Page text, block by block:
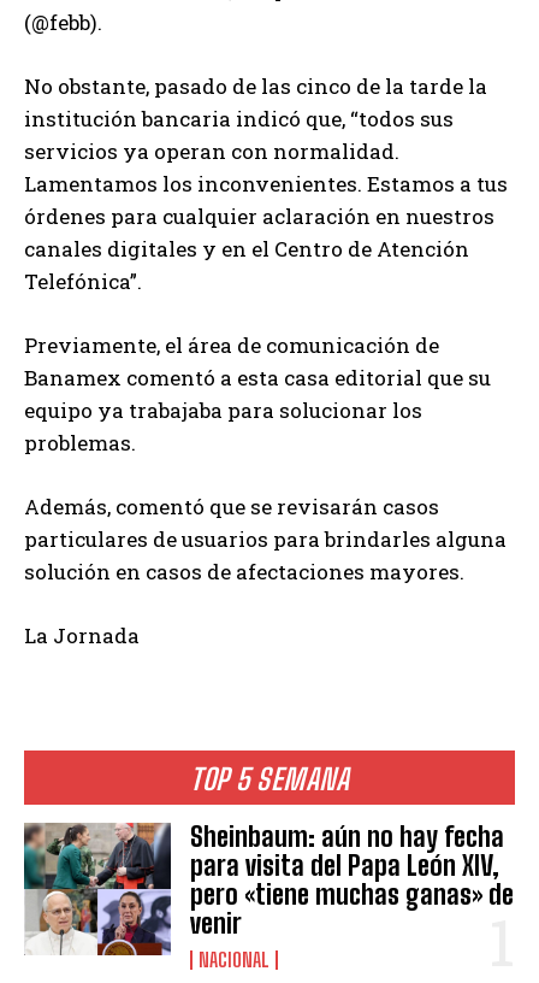
TOP 5 SEMANA
Sheinbaum: aún no hay fecha
para visita del Papa León XIV,
pero «tiene muchas ganas» de
venir
NACIONAL
(@febb).
No obstante, pasado de las cinco de la tarde la
institución bancaria indicó que, “todos sus
servicios ya operan con normalidad.
Lamentamos los inconvenientes. Estamos a tus
órdenes para cualquier aclaración en nuestros
canales digitales y en el Centro de Atención
Telefónica”.
Previamente, el área de comunicación de
Banamex comentó a esta casa editorial que su
equipo ya trabajaba para solucionar los
problemas.
Además, comentó que se revisarán casos
particulares de usuarios para brindarles alguna
solución en casos de afectaciones mayores.
La Jornada